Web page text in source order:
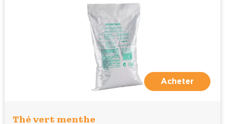
Acheter
Thé vert menthe